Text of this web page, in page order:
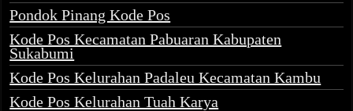
Pondok Pinang Kode Pos
Kode Pos Kecamatan Pabuaran Kabupaten
Sukabumi
Kode Pos Kelurahan Padaleu Kecamatan Kambu
Kode Pos Kelurahan Tuah Karya